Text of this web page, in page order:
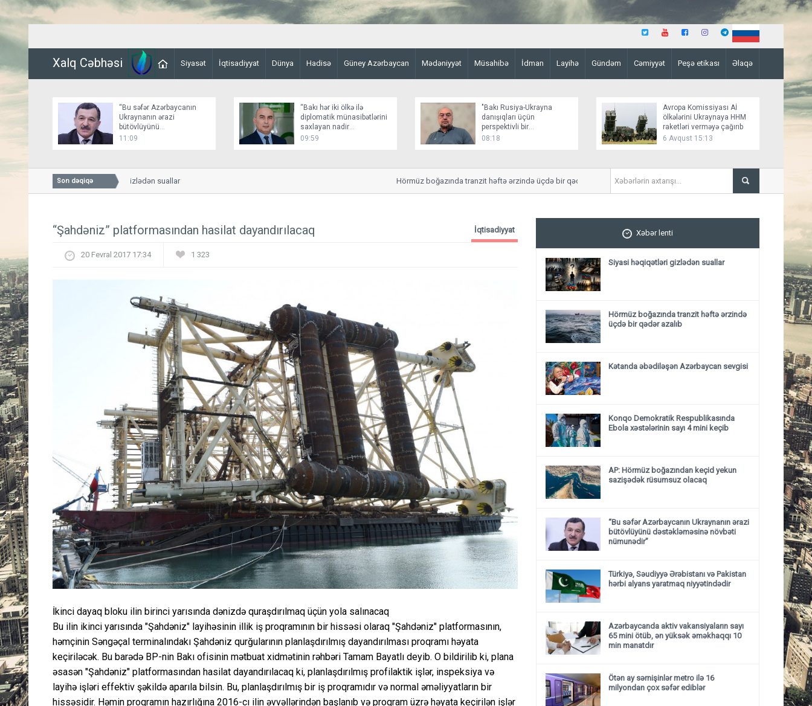
Xalq Cəbhəsi Siyasət İqtisadiyyat Dünya Hadisə Güney Azərbaycan Mədəniyyət Müsahibə İdman Layihə Gündəm Cəmiyyət Peşə etikası Əlaqə
“Bu səfər Azərbaycanın
Ukraynanın ərazi
bütövlüyünü
dəstəkləməsinə növbəti
11:09
“Bakı hər iki ölkə ilə
diplomatik münasibətlərini
saxlayan nadir
dövlətlərdəndir”
09:59
"Bakı Rusiya-Ukrayna
danışıqları üçün
perspektivli bir
platformadır"
08:18
Avropa Komissiyası Aİ
ölkələrini Ukraynaya HHM
raketləri verməyə çağırıb
6 Avqust 15:13
Son dəqiqə
Siyasi həqiqətləri gizlədən suallar Hörmüz boğazında tranzit həftə ərzində üçdə bir qədər azalıb Kətanda əbədiləşən
“Şahdəniz” platformasından hasilat dayandırılacaq İqtisadiyyat
20 Fevral 2017 17:34 1 323
İkinci dayaq bloku ilin birinci yarısında dənizdə quraşdırılmaq üçün yola salınacaq
Bu ilin ikinci yarısında "Şahdəniz" layihəsinin illik iş proqramının bir hissəsi olaraq "Şahdəniz" platformasının,
həmçinin Səngəçal terminalındakı Şahdəniz qurğularının planlaşdırılmış dayandırılması proqramı həyata
keçiriləcək. Bu barədə BP-nin Bakı ofisinin mətbuat xidmətinin rəhbəri Tamam Bayatlı deyib. O bildirilib ki, plana
əsasən "Şahdəniz" platformasından hasilat dayandırılacaq ki, planlaşdırılmış profilaktik işlər, inspeksiya və
layihə işləri effektiv şəkildə aparıla bilsin. Bu, planlaşdırılmış bir iş proqramıdır və normal əməliyyatların bir
hissəsidir. Həmin proqramın hazırlığına 2016-cı ilin əvvəllərindən başlanıb və proqram üzrə həyata keçirilən işlər
Xəbər lenti
Siyasi həqiqətləri gizlədən suallar
Hörmüz boğazında tranzit həftə ərzində
üçdə bir qədər azalıb
Kətanda əbədiləşən Azərbaycan sevgisi
Konqo Demokratik Respublikasında
Ebola xəstələrinin sayı 4 mini keçib
AP: Hörmüz boğazından keçid yekun
sazişədək rüsumsuz olacaq
“Bu səfər Azərbaycanın Ukraynanın ərazi
bütövlüyünü dəstəkləməsinə növbəti
nümunədir”
Türkiyə, Səudiyyə Ərəbistanı və Pakistan
hərbi alyans yaratmaq niyyətindədir
Azərbaycanda aktiv vakansiyaların sayı
65 mini ötüb, ən yüksək əməkhaqqı 10
min manatdır
Ötən ay sərnişinlər metro ilə 16
milyondan çox səfər ediblər